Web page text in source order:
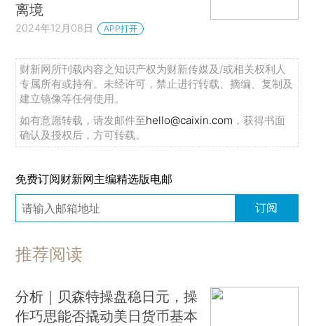
离境
2024年12月08日 APP打开
财新网所刊载内容之知识产权为财新传媒及/或相关权利人
专属所有或持有。未经许可，禁止进行转载、摘编、复制及
建立镜像等任何使用。
如有意愿转载，请发邮件至hello@caixin.com ，获得书面
确认及授权后，方可转载。
免费订阅财新网主编精选版电邮
订阅
推荐阅读
分析｜贝森特操盘稳日元，操
作巧思能否撬动美日货币基本